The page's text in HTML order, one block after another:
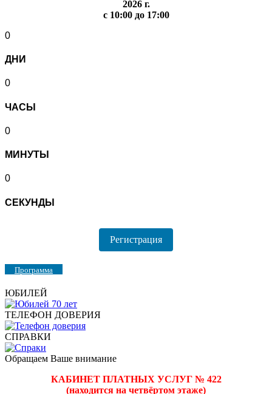
2026 г.
с 10:00 до 17:00
0
ДНИ
0
ЧАСЫ
0
МИНУТЫ
0
СЕКУНДЫ
Регистрация
Программа
ЮБИЛЕЙ
ТЕЛЕФОН ДОВЕРИЯ
СПРАВКИ
Обращаем Ваше внимание
КАБИНЕТ ПЛАТНЫХ УСЛУГ № 422
(находится на четвёртом этаже)